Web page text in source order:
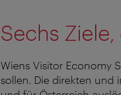
Sechs
Wiens Visitor Economy
sollen. Die direkten und